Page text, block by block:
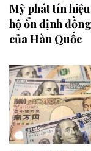
Mỹ phát tín
hộ ổn định
của Hàn Quốc